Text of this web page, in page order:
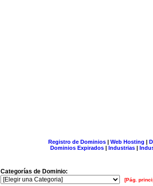
Registro de Dominios| Web Hosting |
Dominios Expirados | Industrias |
Categorías de Dominio:
[Pág.